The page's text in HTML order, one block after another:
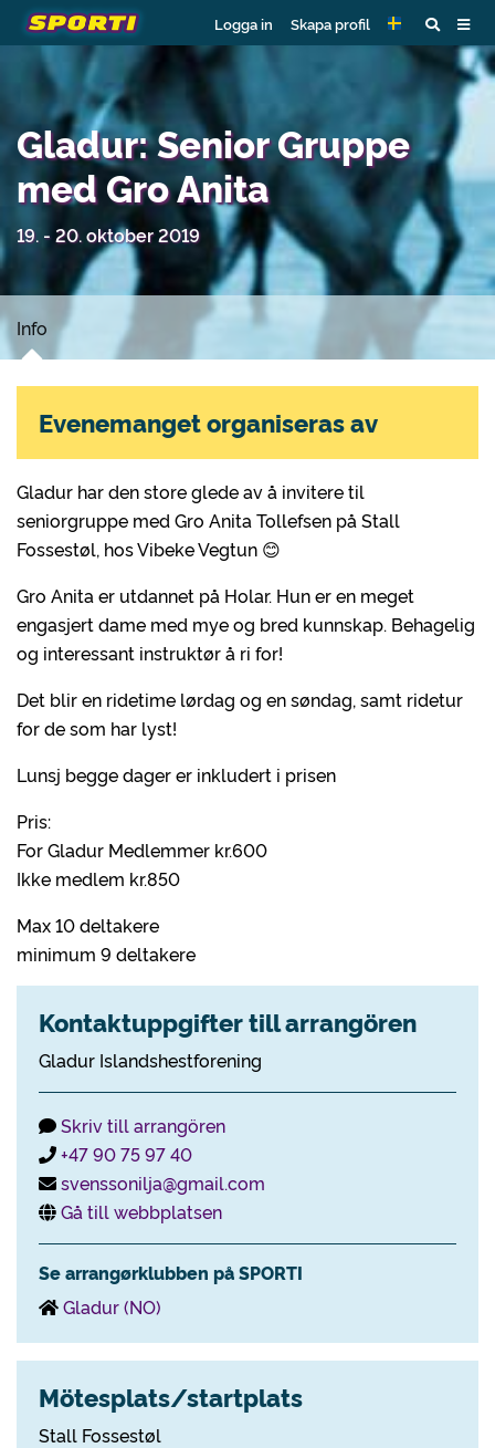
Logga in Skapa profil
Gladur: Senior Gruppe
med Gro Anita
19. - 20. oktober 2019
Info
Gladur har den store glede av å invitere til
seniorgruppe med Gro Anita Tollefsen på Stall
Fossestøl, hos Vibeke Vegtun 😊
Gro Anita er utdannet på Holar. Hun er en meget
engasjert dame med mye og bred kunnskap. Behagelig
og interessant instruktør å ri for!
Det blir en ridetime lørdag og en søndag, samt ridetur
for de som har lyst!
Lunsj begge dager er inkludert i prisen
Pris:
For Gladur Medlemmer kr.600
Ikke medlem kr.850
Max 10 deltakere
minimum 9 deltakere
Kontaktuppgifter till arrangören
Gladur Islandshestforening
Skriv till arrangören
+47 90 75 97 40
svenssonilja@gmail.com
Gå till webbplatsen
Se arrangørklubben på SPORTI
Gladur (NO)
Mötesplats/startplats
Stall Fossestøl
Evenemanget organiseras av